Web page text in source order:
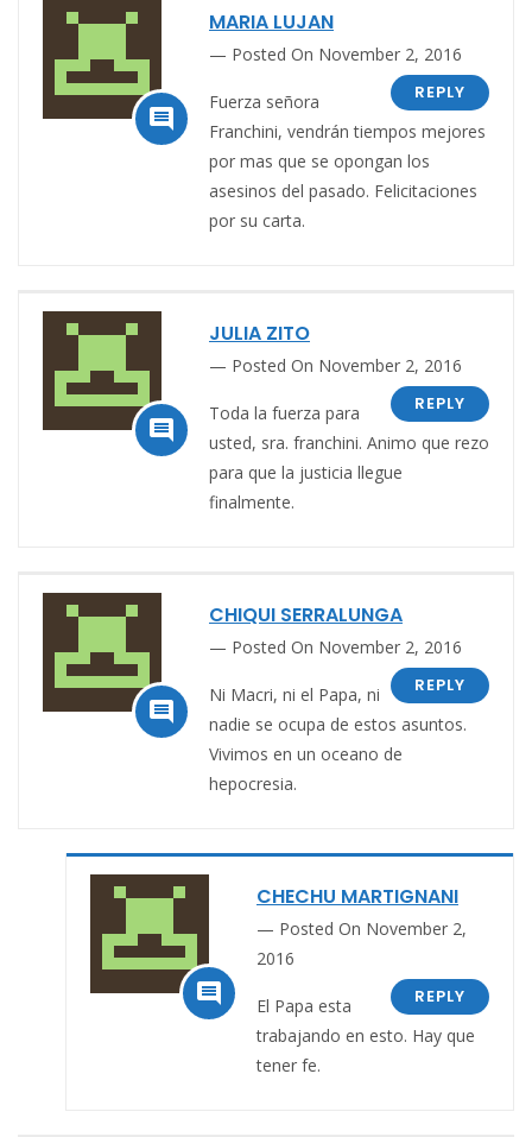

MARIA LUJAN
Posted On November 2, 2016
REPLY
Fuerza señora
Franchini, vendrán tiempos mejores
por mas que se opongan los
asesinos del pasado. Felicitaciones
por su carta.

JULIA ZITO
Posted On November 2, 2016
REPLY
Toda la fuerza para
usted, sra. franchini. Animo que rezo
para que la justicia llegue
finalmente.

CHIQUI SERRALUNGA
Posted On November 2, 2016
REPLY
Ni Macri, ni el Papa, ni
nadie se ocupa de estos asuntos.
Vivimos en un oceano de
hepocresia.

CHECHU MARTIGNANI
Posted On November 2,
2016
REPLY
El Papa esta
trabajando en esto. Hay que
tener fe.